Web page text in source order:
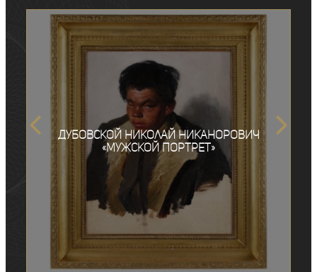
Дубовской Николай Никанорович
«Мужской портрет»